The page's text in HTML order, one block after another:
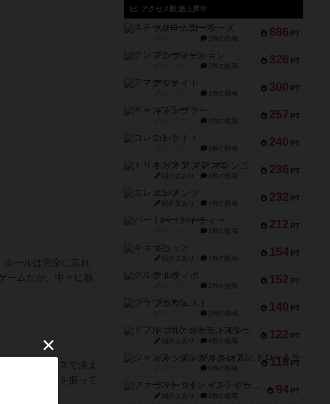
ールは完全に忘れ
ームだが、中々に熱
うかはダイスで決ま
る。ダイスを振って
アクセス数 急上昇中
686 PT
スチームローラーズ
2件の投稿
326 PT
テンプテーション
2件の投稿
300 PT
アマナイト
1件の投稿
257 PT
ギャンブラー
2件の投稿
240 PT
コレクト！
1件の投稿
236 PT
トリオンフ ア マレンゴ
紹介文あり 1件の投稿
232 PT
エレメンツ
紹介文あり 4件の投稿
212 PT
バー！パーティー
1件の投稿
154 PT
ギョッと
紹介文あり 1件の投稿
152 PT
クルティボ
1件の投稿
140 PT
ブラヴェスト
1件の投稿
122 PT
ドブル：ポケットモンスター
紹介文あり 4件の投稿
118 PT
ジャンヌ・ダルク-オルレアン ドロー＆ライト
5件の投稿
94 PT
ファースト・イン・フライト
紹介文あり 3件の投稿